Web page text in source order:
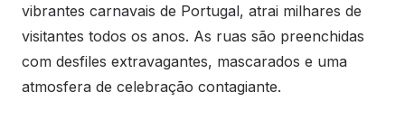
vibrantes carnavais de Portugal, atrai milhares de
visitantes todos os anos. As ruas são preenchidas
com desfiles extravagantes, mascarados e uma
atmosfera de celebração contagiante.